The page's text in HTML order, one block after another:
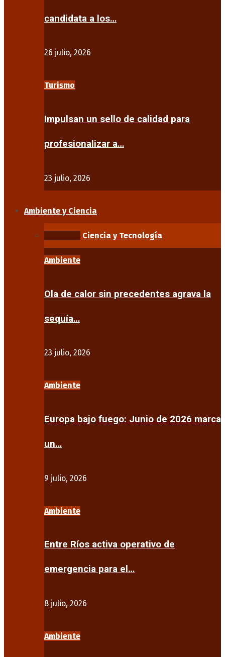
candidata a los…
26 julio, 2026
Turismo
Impulsan un sello de calidad para
profesionalizar a…
23 julio, 2026
Ambiente y Ciencia
Ciencia y Tecnología
Ambiente
Ola de calor sin precedentes agrava la
sequía…
23 julio, 2026
Ambiente
Europa bajo fuego: Junio de 2026 marca
un…
9 julio, 2026
Ambiente
Entre Ríos activa operativo de
emergencia para el…
8 julio, 2026
Ambiente